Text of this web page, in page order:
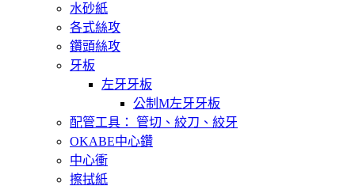
水砂紙
各式絲攻
鑽頭絲攻
牙板
左牙牙板
公制M左牙牙板
配管工具： 管切、絞刀、絞牙
OKABE中心鑽
中心衝
擦拭紙